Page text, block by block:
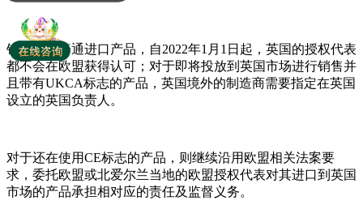
针对英国普通进口产品，自2022年1月1日起，英国的授权代表
都不会在欧盟获得认可；对于即将投放到英国市场进行销售并
且带有UKCA标志的产品，英国境外的制造商需要指定在英国
设立的英国负责人。
对于还在使用CE标志的产品，则继续沿用欧盟相关法案要
求，委托欧盟或北爱尔兰当地的欧盟授权代表对其进口到英国
市场的产品承担相对应的责任及监督义务。